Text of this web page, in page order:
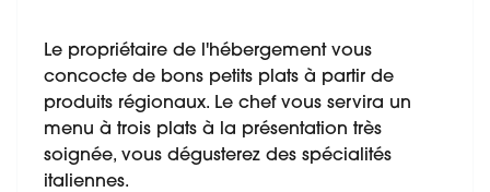
Le propriétaire de l'hébergement vous
concocte de bons petits plats à partir de
produits régionaux. Le chef vous servira un
menu à trois plats à la présentation très
soignée, vous dégusterez des spécialités
italiennes.